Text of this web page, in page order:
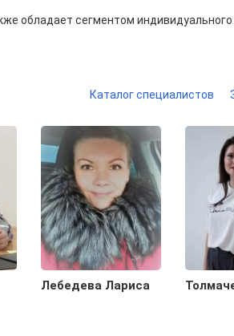
обладает сегментом
Каталог специалистов
Лебедева Лариса